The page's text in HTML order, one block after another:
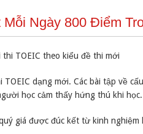
Ngày 800 Điểm
TOEIC theo kiểu đề thi mới
TOEIC dạng mới. Các bài tập về
học cảm thấy hứng thú khi học.
giá được đúc kết từ kinh